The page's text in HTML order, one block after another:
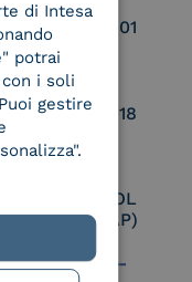
EN ISO 27001
EN ISO 27018
PEPPOL
Point (AP)
di Intesa
potrai
i soli
gestire